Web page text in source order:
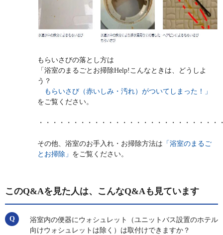
もらいさびの落とし方は
「浴室のまるごとお掃除Help!こんなときは、どうしよ
う？
もらいさび（赤いしみ・汚れ）がついてしまった！」
をご覧ください。
・・・・・・・・・・・・・・・・・・・・・・・・・
その他、浴室のお手入れ・お掃除方法は 「浴室のまるご
とお掃除」 をご覧ください。
このQ&Aを見た人は、こんなQ&Aも見ています
浴室内の便器にウォシュレット（ユニットバス設置のホテル
向けウォシュレットは除く）は取付けできますか？